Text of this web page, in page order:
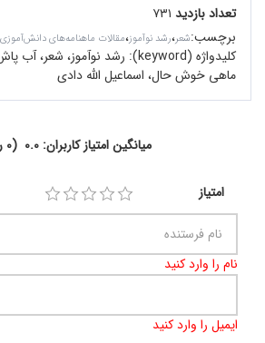
تعداد بازدید ۷۳۱
برچسب:شعر،رشد نوآموز،مقالات ماهنامه‌های دانش‌آموزی
کلیدواژه (keyword):
رشد نوآموز، شعر، آب
ماهی خوش حال، اسماعیل الله دادی
میانگین امتیاز کاربران: 0.0 (0 رای)
امتیاز
نام را وارد کنید
ایمیل را وارد کنید